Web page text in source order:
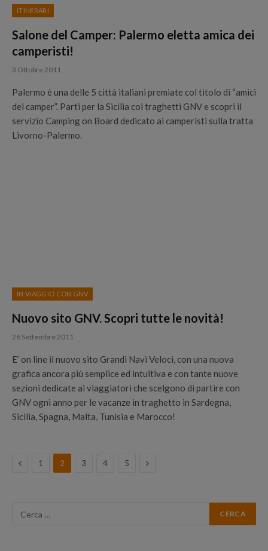
ITINERARI
Salone del Camper: Palermo eletta amica dei
camperisti!
3 Ottobre 2011
Palermo è una delle 5 città italiani premiate col titolo di “amici
dei camper”. Parti per la Sicilia coi traghetti GNV e scopri il
servizio Camping on Board dedicato ai camperisti sulla tratta
Livorno-Palermo.
IN VIAGGIO CON GNV
Nuovo sito GNV. Scopri tutte le novità!
26 Settembre 2011
E’ on line il nuovo sito Grandi Navi Veloci, con una nuova
grafica ancora più semplice ed intuitiva e con tante nuove
sezioni dedicate ai viaggiatori che scelgono di partire con
GNV ogni anno per le vacanze in traghetto in Sardegna,
Sicilia, Spagna, Malta, Tunisia e Marocco!
Previous
1 2 3 4 5 Next